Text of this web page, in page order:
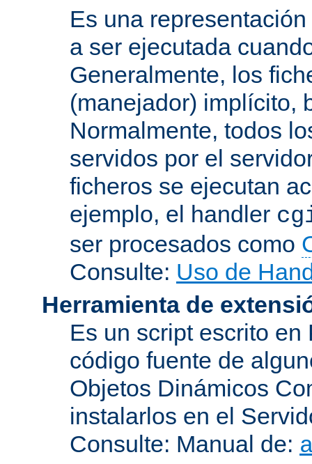
Es una
a ser ejecutada
Generalmente, los
(manejador) implícito,
Normalmente, todos
servidos por el
ficheros se ejecutan
ejemplo, el handler
ser procesados como
Consulte: Uso de
Herramienta de
Es un script escrito
código fuente de
Objetos Dinámicos
instalarlos en el
Consulte: Manual de: